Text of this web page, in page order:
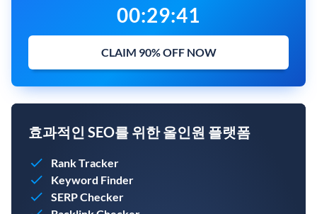
00:29:40
CLAIM 90% OFF NOW
효과적인 SEO를 위한 올인원 플랫폼
Rank Tracker
Keyword Finder
SERP Checker